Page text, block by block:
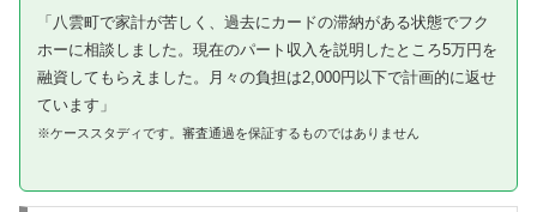
「八雲町で家計が苦しく、過去にカードの滞納がある状態でフク
ホーに相談しました。現在のパート収入を説明したところ5万円を
融資してもらえました。月々の負担は2,000円以下で計画的に返せ
ています」
※ケーススタディです。審査通過を保証するものではありません